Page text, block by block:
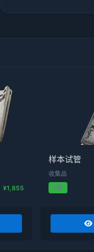
¥1,855
样本试管
收集品
1级